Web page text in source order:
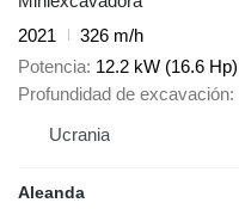
2021
326 m/h
Potencia 12.2 kW (16.6 Hp)
Profundidad de excavación
Ucrania
Aleanda